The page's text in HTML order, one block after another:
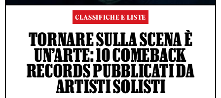
CLASSIFICHE E LISTE
TORNARE SULLA SCENA È
UN’ARTE: 10 COMEBACK
RECORDS PUBBLICATI DA
ARTISTI SOLISTI